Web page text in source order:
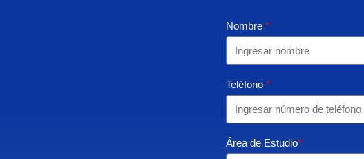
Nombre *
Teléfono *
Área de Estudio*